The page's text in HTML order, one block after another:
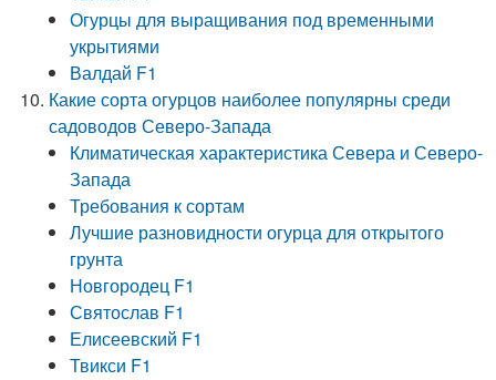
Огурцы для выращивания под временными
укрытиями
Валдай F1
Какие сорта огурцов наиболее популярны среди
садоводов Северо-Запада
Климатическая характеристика Севера и Северо-
Запада
Требования к сортам
Лучшие разновидности огурца для открытого
грунта
Новгородец F1
Святослав F1
Елисеевский F1
Твикси F1